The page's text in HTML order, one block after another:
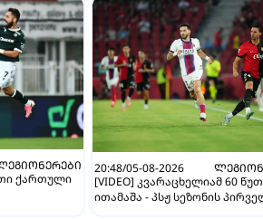
ქართული
20:48/05-08-2026
[VIDEO] კვარაცხელიამ 60
ითამაშა - პსჟ სეზონის